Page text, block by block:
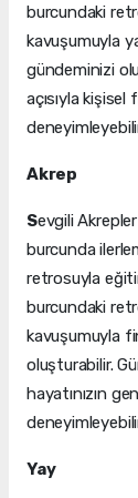
burcundaki
kavuşumuyla
gündeminizi
açısıyla kişisel
Akrep
Sevgili
burcunda
retrosuyla
burcundaki
kavuşumuyla
oluşturabilir.
hayatınızın
Yay